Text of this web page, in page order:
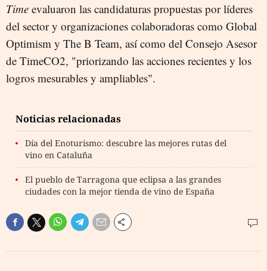
Time evaluaron las candidaturas propuestas por líderes
del sector y organizaciones colaboradoras como Global
Optimism y The B Team, así como del Consejo Asesor
de TimeCO2, "priorizando las acciones recientes y los
logros mesurables y ampliables".
Noticias relacionadas
Día del Enoturismo: descubre las mejores rutas del
vino en Cataluña
El pueblo de Tarragona que eclipsa a las grandes
ciudades con la mejor tienda de vino de España